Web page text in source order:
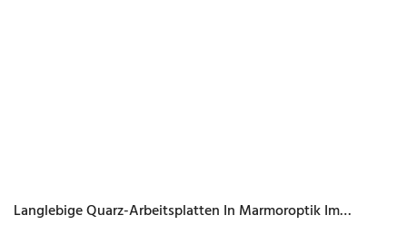
Langlebige Quarz-Arbeitsplatten In Marmoroptik Im